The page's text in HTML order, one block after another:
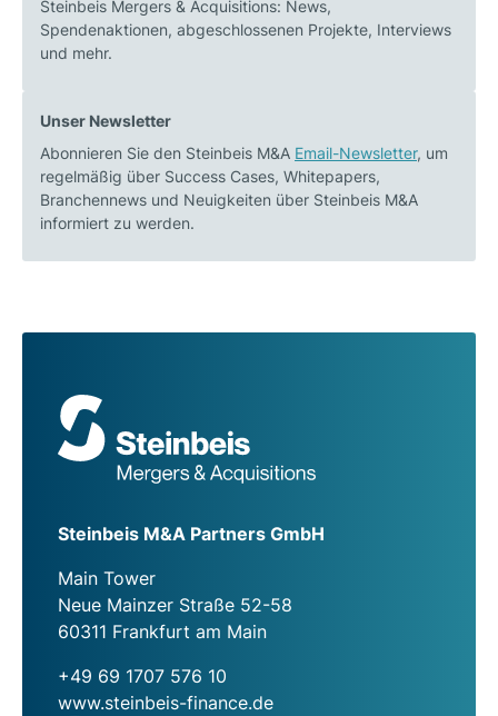
Steinbeis Mergers & Acquisitions: News,
Spendenaktionen, abgeschlossenen Projekte, Interviews
und mehr.
Unser Newsletter
Abonnieren Sie den Steinbeis M&A Email-Newsletter, um
regelmäßig über Success Cases, Whitepapers,
Branchennews und Neuigkeiten über Steinbeis M&A
informiert zu werden.
Steinbeis M&A Partners GmbH
Main Tower
Neue Mainzer Straße 52-58
60311 Frankfurt am Main
+49 69 1707 576 10
www.steinbeis-finance.de